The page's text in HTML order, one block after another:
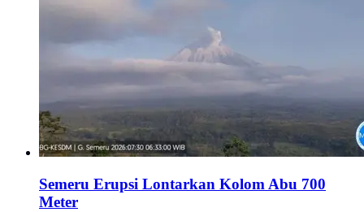
Semeru Erupsi Lontarkan Kolom Abu 700
Meter